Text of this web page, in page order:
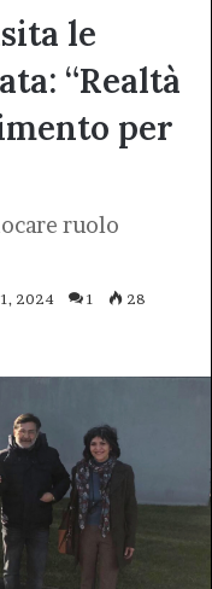
le
“Realtà
per
ruolo
2024 1 28